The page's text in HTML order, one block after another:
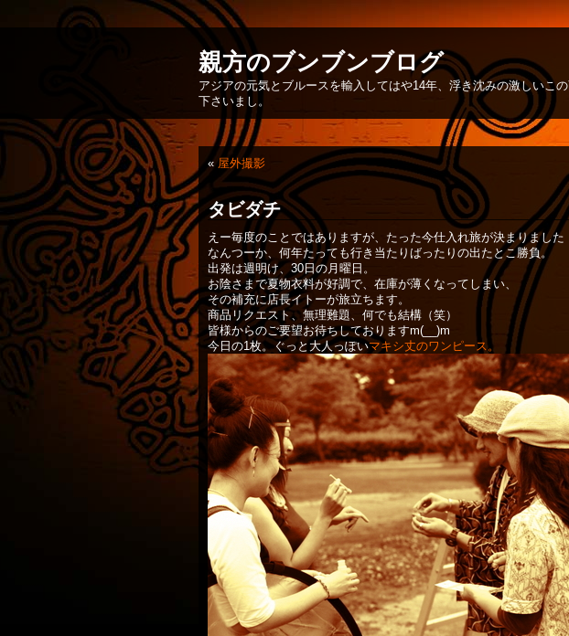
親方のブンブンブログ
アジアの元気とブルースを輸入してはや14年、浮き沈みの激しいこ
下さいまし。
«屋外撮影
タビダチ
えー毎度のことではありますが、たった今仕入れ旅が決まりました
なんつーか、何年たっても行き当たりばったりの出たとこ勝負。
出発は週明け、30日の月曜日。
お陰さまで夏物衣料が好調で、在庫が薄くなってしまい、
その補充に店長イトーが旅立ちます。
商品リクエスト、無理難題、何でも結構（笑）
皆様からのご要望お待ちしておりますm(__)m
今日の1枚。ぐっと大人っぽいマキシ丈のワンピース。